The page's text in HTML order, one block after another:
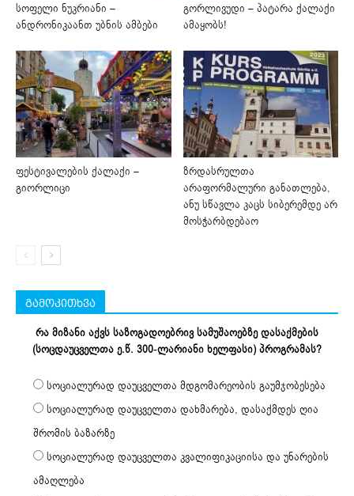
სოფელი ნუკრიანი –
ანდრონიკაანთ უბნის ამბები
გორლივუდი – პატარა ქალაქი
ამაყობს!
ფესტივალების ქალაქი –
გიორლიცი
ზრდასრულთა
არაფორმალური განათლება,
ანუ სწავლა კაცს სიბერემდე არ
მოსჭარბდებაო
გამოკითხვა
რა მიზანი აქვს საზოგადოებრივ სამუშაოებზე დასაქმების
(სოცდაუცველთა ე.წ. 300-ლარიანი ხელფასი) პროგრამას?
სოციალურად დაუცველთა მდგომარეობის გაუმჯობესება
სოციალურად დაუცველთა დახმარება, დასაქმდეს ღია
შრომის ბაზარზე
სოციალურად დაუცველთა კვალიფიკაციისა და უნარების
ამაღლება